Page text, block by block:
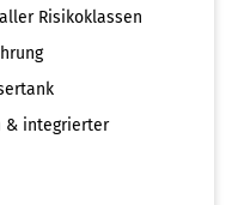
Risikoklassen
& integrierter